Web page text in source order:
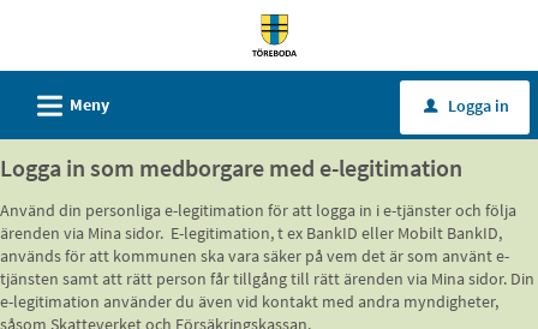
Töreboda
kommun
L Meny u Logga in
Logga in som medborgare med e-legitimation
Använd din personliga e-legitimation för att logga in i e-tjänster och följa
ärenden via Mina sidor. E-legitimation, t ex BankID eller Mobilt BankID,
används för att kommunen ska vara säker på vem det är som använt e-
tjänsten samt att rätt person får tillgång till rätt ärenden via Mina sidor. Din
e-legitimation använder du även vid kontakt med andra myndigheter,
såsom Skatteverket och Försäkringskassan.